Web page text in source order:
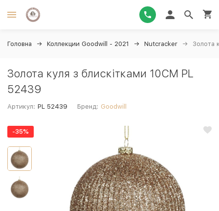
Головна Коллекции Goodwill - 2021 Nutcracker Золота
Золота куля з блискітками 10CM PL
52439
Артикул: PL 52439 Бренд: Goodwill
-35%